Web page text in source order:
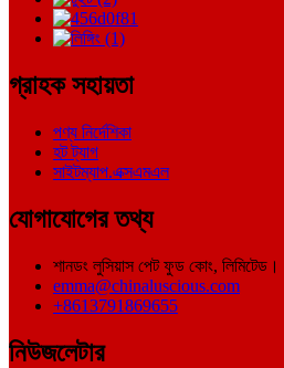
গ্রাহক সহায়তা
পণ্য নির্দেশিকা
হট ট্যাগ
সাইটম্যাপ.এক্সএমএল
যোগাযোগের তথ্য
শানডং লুসিয়াস পেট ফুড কোং, লিমিটেড।
emma@chinaluscious.com
+8613791869655
নিউজলেটার